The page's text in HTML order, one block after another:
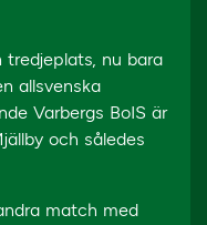
nu bara
allsvenska
Varbergs BoIS är
och således
match med